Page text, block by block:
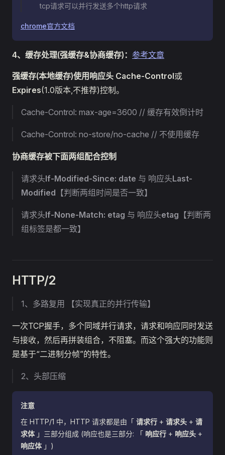
tcp请求可以并行发送多个http请求
chrome官方文档
4、 缓存处理(强缓存&协商缓存) ： 参考文章
强缓存(本地缓存)使用响应头 Cache-Control或
Expires(1.0版本,不推荐)控制。
Cache-Control: max-age=3600 // 缓存有效倒计时
Cache-Control: no-store/no-cache // 不使用缓存
协商缓存被下面两组配合控制
请求头If-Modified-Since: date 与 响应头Last-
Modified 【判断两组时间是否一致】
请求头If-None-Match: etag 与 响应头etag 【判断两
组标签是都一致】
HTTP/2
1、多路复用 【实现真正的并行传输】
一次TCP握手，多个同域并行请求，请求和响应同时发送
与接收，然后再拼装组合，不阻塞。而这个强大的功能则
是基于“二进制分帧”的特性。
2、头部压缩
注意
在 HTTP/1 中，HTTP 请求都是由「 请求行 + 请求头 + 请
求体 」三部分组成 (响应也是三部分: 「 响应行 + 响应头 +
响应体 」)